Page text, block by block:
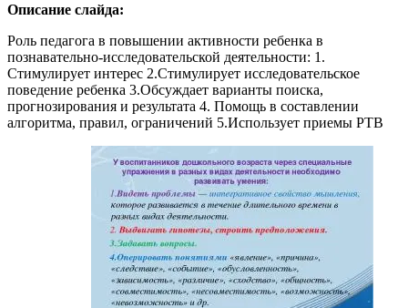
Описание слайда:
Роль педагога в повышении активности ребенка в
познавательно-исследовательской деятельности: 1.
Стимулирует интерес 2.Стимулирует исследовательское
поведение ребенка 3.Обсуждает варианты поиска,
прогнозирования и результата 4. Помощь в составлении
алгоритма, правил, ограничений 5.Использует приемы РТВ